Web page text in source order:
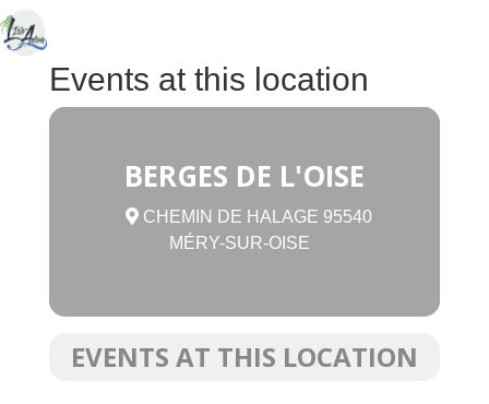
Events at this location
BERGES DE L'OISE
CHEMIN DE HALAGE 95540
MÉRY-SUR-OISE
EVENTS AT THIS LOCATION